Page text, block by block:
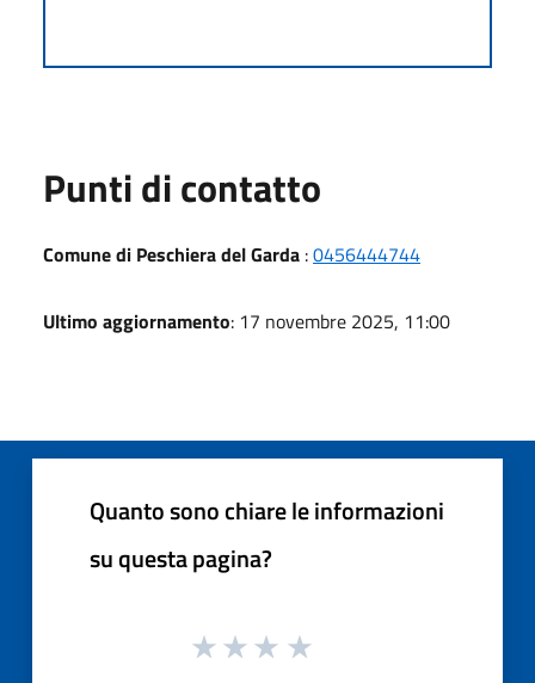
Punti di contatto
Comune di Peschiera del Garda :0456444744
Ultimo aggiornamento: 17 novembre 2025, 11:00
Quanto sono chiare le informazioni
su questa pagina?